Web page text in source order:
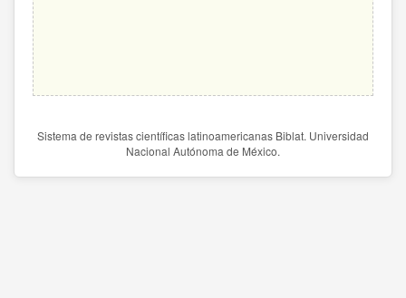
Sistema de revistas científicas latinoamericanas Biblat. Universidad
Nacional Autónoma de México.